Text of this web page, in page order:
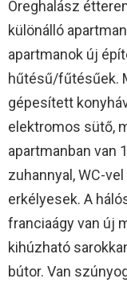
Öreghalász
különálló
apartmanok új
hűtésű/fűtésűek.
gépesített
elektromos sütő,
apartmanban van
zuhannyal, WC-
erkélyesek. A
franciaágy van új
kihúzható
bútor. Van